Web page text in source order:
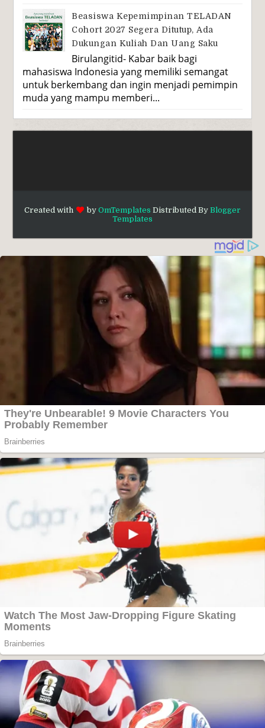
Beasiswa Kepemimpinan TELADAN
Cohort 2027 Segera Ditutup, Ada
Dukungan Kuliah Dan Uang Saku
Birulangitid- Kabar baik bagi
mahasiswa Indonesia yang memiliki semangat
untuk berkembang dan ingin menjadi pemimpin
muda yang mampu memberi...
Created with by OmTemplates Distributed By Blogger
Templates